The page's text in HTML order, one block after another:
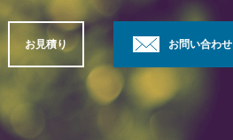
お見積り お問い合わせ